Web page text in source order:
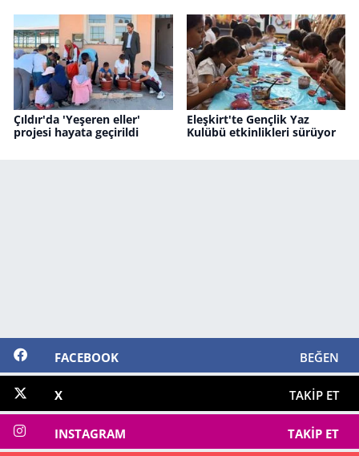
Çıldır'da 'Yeşeren eller'
projesi hayata geçirildi
Eleşkirt'te Gençlik Yaz
Kulübü etkinlikleri sürüyor
FACEBOOK BEĞEN
X TAKIP ET
INSTAGRAM TAKIP ET